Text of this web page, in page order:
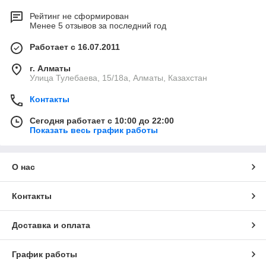
Рейтинг не сформирован
Менее 5 отзывов за последний год
Работает с 16.07.2011
г. Алматы
Улица Тулебаева, 15/18а, Алматы, Казахстан
Контакты
Сегодня работает с 10:00 до 22:00
Показать весь график работы
О нас
Контакты
Доставка и оплата
График работы